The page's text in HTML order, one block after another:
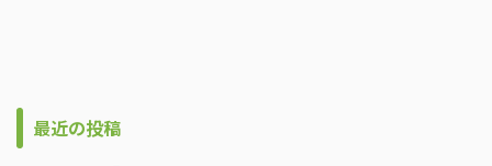
最近の投稿